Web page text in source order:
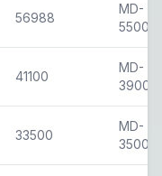
56988
MD-
5500
41100
MD-
3900
33500
MD-
3500